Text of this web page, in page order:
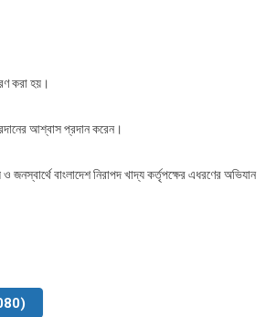
করা হয়।
আশ্বাস প্রদান করেন।
বাংলাদেশ নিরাপদ খাদ্য কর্তৃপক্ষের এধরণের অভিযান